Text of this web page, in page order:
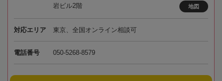
岩ビル2階
地図
対応エリア 東京、全国オンライン相談可
電話番号 050-5268-8579